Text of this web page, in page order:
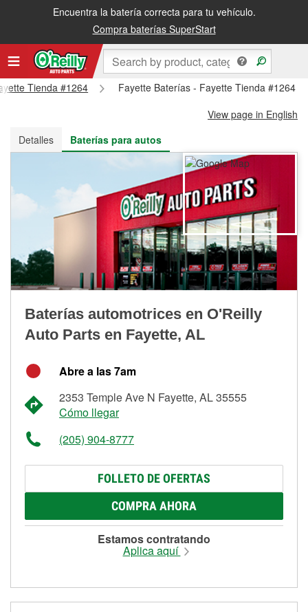
Encuentra la batería correcta para tu vehículo.
Compra baterías SuperStart
Recibe tu orden gratis al día siguiente o recógela en la tienda
Tienda #1264
Fayette Baterías - Fayette Tienda #1264
View page in English
Detalles
Baterías para autos
Baterías automotrices en O'Reilly
Auto Parts en Fayette, AL
Abre a las 7am
2353 Temple Ave N Fayette, AL 35555
Cómo llegar
(205) 904-8777
FOLLETO DE OFERTAS
COMPRA AHORA
Estamos contratando
Aplica aquí